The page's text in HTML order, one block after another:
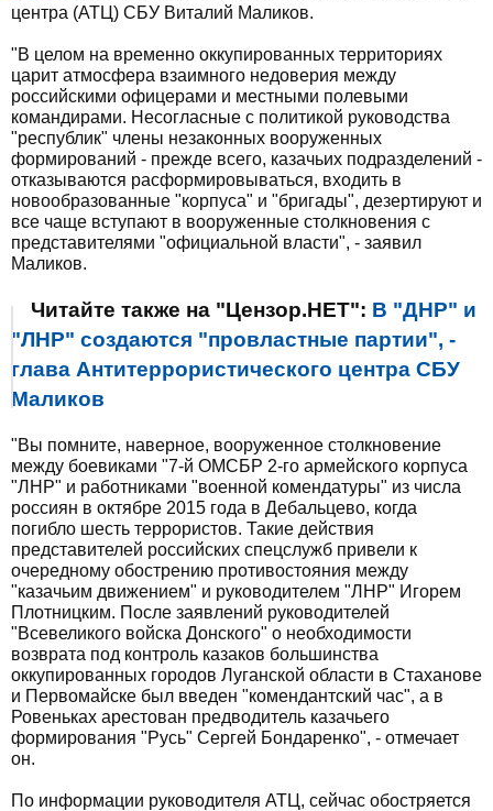
центра (АТЦ) СБУ Виталий Маликов.
"В целом на временно оккупированных территориях
царит атмосфера взаимного недоверия между
российскими офицерами и местными полевыми
командирами. Несогласные с политикой руководства
"республик" члены незаконных вооруженных
формирований - прежде всего, казачьих подразделений -
отказываются расформировываться, входить в
новообразованные "корпуса" и "бригады", дезертируют и
все чаще вступают в вооруженные столкновения с
представителями "официальной власти", - заявил
Маликов.
Читайте также на "Цензор.НЕТ": В "ДНР" и
"ЛНР" создаются "провластные партии", -
глава Антитеррористического центра СБУ
Маликов
"Вы помните, наверное, вооруженное столкновение
между боевиками "7-й ОМСБР 2-го армейского корпуса
"ЛНР" и работниками "военной комендатуры" из числа
россиян в октябре 2015 года в Дебальцево, когда
погибло шесть террористов. Такие действия
представителей российских спецслужб привели к
очередному обострению противостояния между
"казачьим движением" и руководителем "ЛНР" Игорем
Плотницким. После заявлений руководителей
"Всевеликого войска Донского" о необходимости
возврата под контроль казаков большинства
оккупированных городов Луганской области в Стаханове
и Первомайске был введен "комендантский час", а в
Ровеньках арестован предводитель казачьего
формирования "Русь" Сергей Бондаренко", - отмечает
он.
По информации руководителя АТЦ, сейчас обостряется